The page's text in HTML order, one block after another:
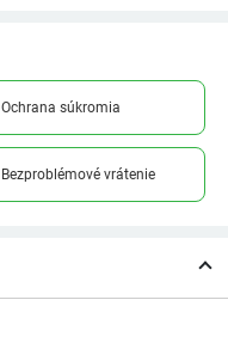
Ochrana súkromia
Bezproblémové vrátenie